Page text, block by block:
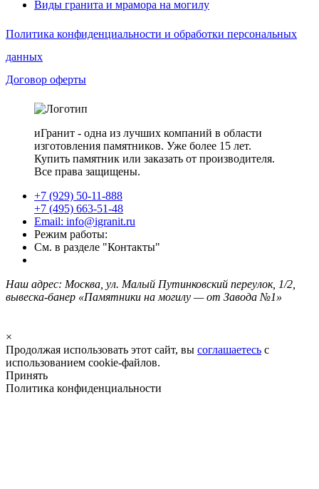
Виды гранита и мрамора на могилу
Политика конфиденциальности и обработки персональных
данных
Договор оферты
иГранит - одна из лучших компаний в области
изготовления памятников. Уже более 15 лет.
Купить памятник или заказать от производителя.
Все права защищены.
+7 (929) 50-11-888
+7 (495) 663-51-48
Email: info@igranit.ru
Режим работы:
См. в разделе "Контакты"
Наш адрес: Москва, ул. Малый Путинковский переулок, 1/2,
вывеска-банер «Памятники на могилу — от Завода №1»
×
Продолжая использовать этот сайт, вы соглашаетесь с
использованием cookie-файлов.
Принять
Политика конфиденциальности